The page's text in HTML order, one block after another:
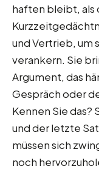
haften bleibt, als
und Vertrieb, um
verankern. Sie
Argument, das
Gespräch oder
Kennen Sie das?
und der letzte
müssen sich
noch